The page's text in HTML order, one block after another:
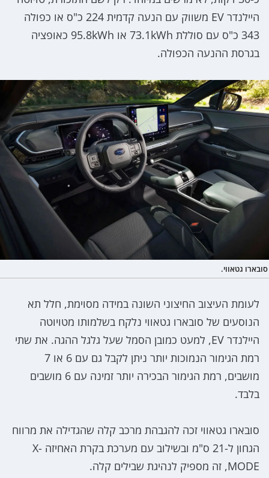
היילנדר EV משווק עם הנעה קדמית 224 כ"ס או כפולה
343 כ"ס עם סוללת 73.1kWh או 95.8kWh כאופציה
בגרסת ההנעה הכפולה.
סובארו גטאווי.
לעומת העיצוב החיצוני השונה במידה מסוימת, חלל תא
הנוסעים של סובארו גטאווי נלקח בשלמותו מטויוטה
היילנדר EV, למעט כמובן הסמל שעל גלגל ההגה. את שתי
רמת הגימור הנמוכות יותר ניתן לקבל גם עם 6 או 7
מושבים, רמת הגימור הבכירה יותר זמינה עם 6 מושבים
בלבד.
סובארו גטאווי זכה להגבהת מרכב קלה שהגדילה את מרווח
הגחון ל-21 ס"מ ובשילוב עם מערכת בקרת האחיזה X-
MODE, זה מספיק לנהיגת שבילים קלה.